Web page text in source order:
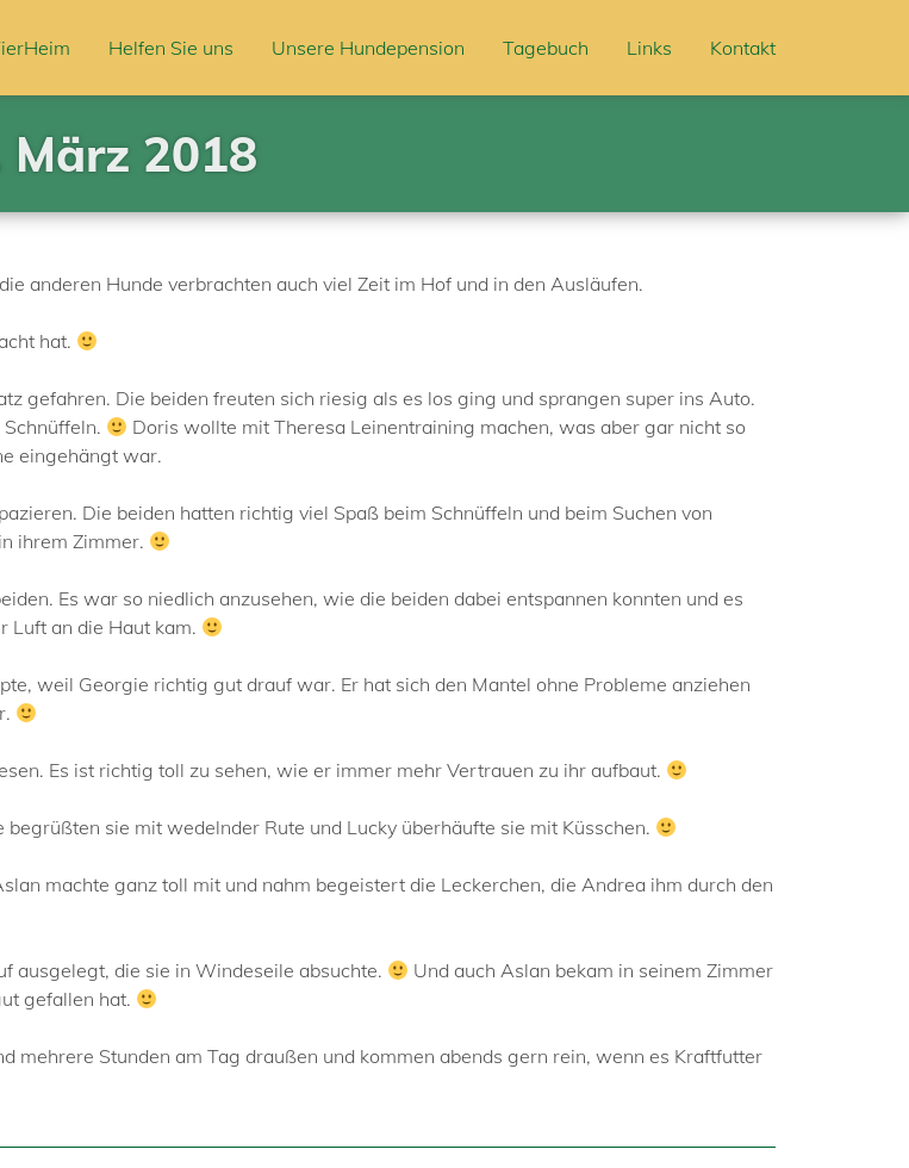
Helfen Sie uns Unsere Hundepension Tagebuch Links Kontakt
März 2018
anderen Hunde verbrachten auch viel Zeit im Hof und in den Ausläufen.
hat.
gefahren. Die beiden freuten sich riesig als es los ging und sprangen super ins Auto.
Doris wollte mit Theresa Leinentraining machen, was aber gar nicht so
eingehängt war.
Die beiden hatten richtig viel Spaß beim Schnüffeln und beim Suchen von
ihrem Zimmer.
Es war so niedlich anzusehen, wie die beiden dabei entspannen konnten und es
Luft an die Haut kam.
weil Georgie richtig gut drauf war. Er hat sich den Mantel ohne Probleme anziehen
Es ist richtig toll zu sehen, wie er immer mehr Vertrauen zu ihr aufbaut.
sie mit wedelnder Rute und Lucky überhäufte sie mit Küsschen.
machte ganz toll mit und nahm begeistert die Leckerchen, die Andrea ihm durch den
ausgelegt, die sie in Windeseile absuchte.
Und auch Aslan bekam in seinem Zimmer
gefallen hat.
mehrere Stunden am Tag draußen und kommen abends gern rein, wenn es Kraftfutter